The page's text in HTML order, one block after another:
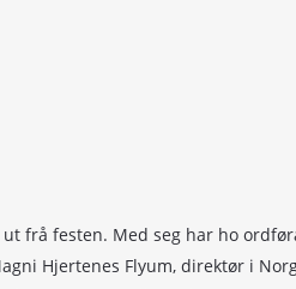
frå festen. Med seg har ho
Hjertenes Flyum, direktør i